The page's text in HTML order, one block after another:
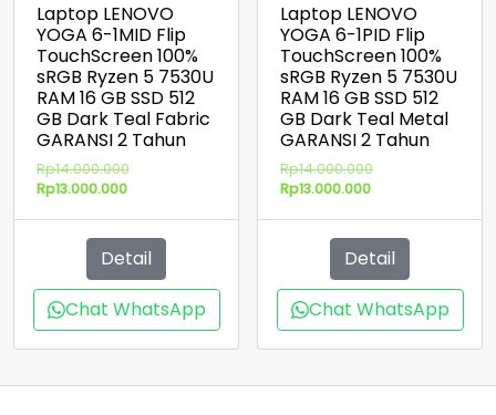
Laptop LENOVO
YOGA 6-1MID Flip
TouchScreen 100%
sRGB Ryzen 5 7530U
RAM 16 GB SSD 512
GB Dark Teal Fabric
GARANSI 2 Tahun
Rp14.000.000Harga
Rp13.000.000Harga
adalah:
Rp13.000.000.
Detail
Chat WhatsApp
Laptop LENOVO
YOGA 6-1PID Flip
TouchScreen 100%
sRGB Ryzen 5 7530U
RAM 16 GB SSD 512
GB Dark Teal Metal
GARANSI 2 Tahun
Rp14.000.000Harga
Rp13.000.000Harga
adalah:
Rp13.000.000.
Detail
Chat WhatsApp